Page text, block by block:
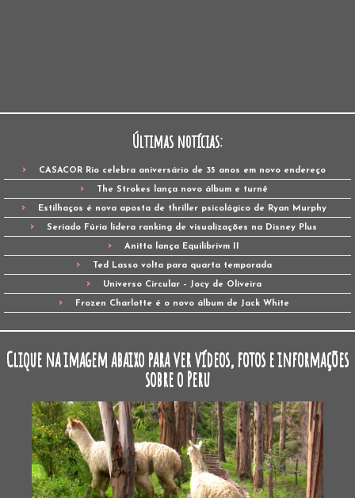
Últimas notícias:
CASACOR Rio celebra aniversário de 35 anos em novo endereço
The Strokes lança novo álbum e turnê
Estilhaços é nova aposta de thriller psicológico de Ryan Murphy
Seriado Fúria lidera ranking de visualizações na Disney Plus
Anitta lança Equilibrivm II
Ted Lasso volta para quarta temporada
Universo Circular – Jocy de Oliveira
Frozen Charlotte é o novo álbum de Jack White
Clique na imagem abaixo para ver vídeos, fotos e informações
sobre o Peru